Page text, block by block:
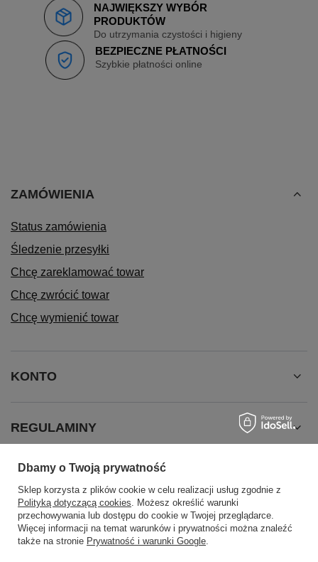
NAJWIĘKSZY WYBÓR
PRODUKTÓW
Do utrzymania czystości i higieny
BEZPIECZNE PŁATNOŚCI
Szybkie płatności online
ZAMÓWIENIA
Status zamówienia
Śledzenie przesyłki
Chcę zareklamować towar
Chcę zwrócić towar
Chcę wymienić towar
KONTO
REGULAMINY
INFORMACJE
Dbamy o Twoją prywatność
Sklep korzysta z plików cookie w celu realizacji usług zgodnie z
Polityką dotyczącą cookies. Możesz określić warunki
przechowywania lub dostępu do cookie w Twojej przeglądarce.
Więcej informacji na temat warunków i prywatności można znaleźć
także na stronie Prywatność i warunki Google.